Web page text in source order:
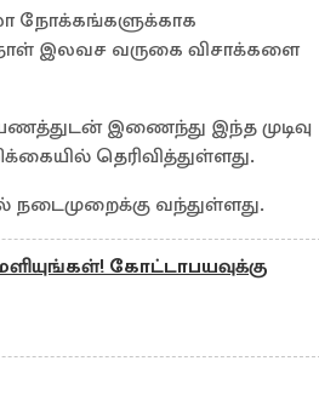
நோக்கங்களுக்காக
நாள் இலவச வருகை விசாக்களை
இணைந்து இந்த முடிவு
தெரிவித்துள்ளது.
நடைமுறைக்கு வந்துள்ளது.
கோட்டாபயவுக்கு